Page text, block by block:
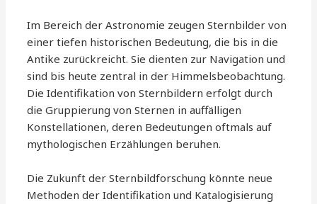
Im Bereich der Astronomie zeugen Sternbilder von
einer tiefen historischen Bedeutung, die bis in die
Antike zurückreicht. Sie dienten zur Navigation und
sind bis heute zentral in der Himmelsbeobachtung.
Die Identifikation von Sternbildern erfolgt durch
die Gruppierung von Sternen in auffälligen
Konstellationen, deren Bedeutungen oftmals auf
mythologischen Erzählungen beruhen.
Die Zukunft der Sternbildforschung könnte neue
Methoden der Identifikation und Katalogisierung